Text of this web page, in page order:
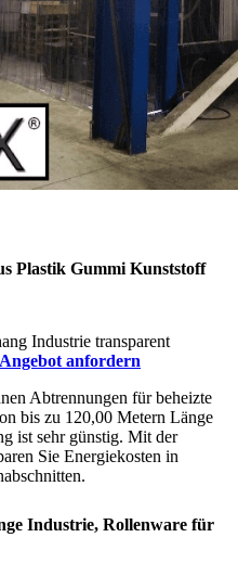
Plastik Gummi Kunststoff
Industrie transparent
Angebot anfordern
Abtrennungen für beheizte
bis zu 120,00 Metern Länge
ist sehr günstig. Mit der
Sie Energiekosten in
Industrie, Rollenware für